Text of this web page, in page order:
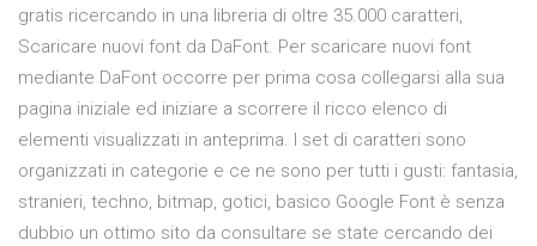
gratis ricercando in una libreria di oltre 35.000 caratteri,
Scaricare nuovi font da DaFont. Per scaricare nuovi font
mediante DaFont occorre per prima cosa collegarsi alla sua
pagina iniziale ed iniziare a scorrere il ricco elenco di
elementi visualizzati in anteprima. I set di caratteri sono
organizzati in categorie e ce ne sono per tutti i gusti: fantasia,
stranieri, techno, bitmap, gotici, basico Google Font è senza
dubbio un ottimo sito da consultare se state cercando dei